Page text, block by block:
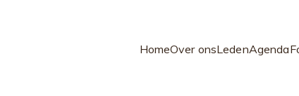
HomeOver onsLedenAgenda